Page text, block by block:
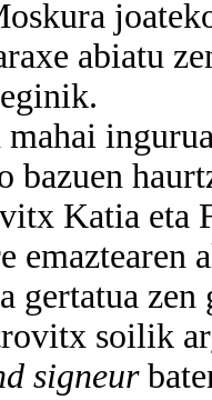
abiatu
bazuen
Katia eta
gertatua
soilik
signeur